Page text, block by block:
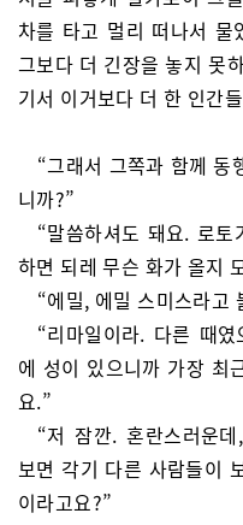
차를 타고 멀리 떠나서 물
그보다 더 긴장을 놓지 못
기서 이거보다 더 한 인간
“그래서 그쪽과 함께 동
니까?”
“말씀하셔도 돼요. 로
하면 되레 무슨 화가 올지
“에밀, 에밀 스미스라고
“리마일이라. 다른 때
에 성이 있으니까 가장 최
요.”
“저 잠깐. 혼란스러운
보면 각기 다른 사람들이
이라고요?”